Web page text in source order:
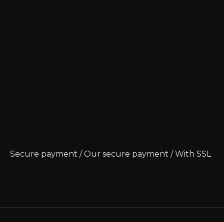
Secure payment / Our secure payment / With SSL